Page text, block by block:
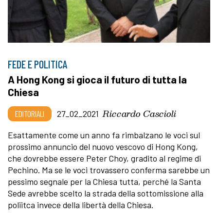
FEDE E POLITICA
A Hong Kong si gioca il futuro di tutta la
Chiesa
EDITORIALI 27_02_2021 Riccardo Cascioli
Esattamente come un anno fa rimbalzano le voci sul
prossimo annuncio del nuovo vescovo di Hong Kong,
che dovrebbe essere Peter Choy, gradito al regime di
Pechino. Ma se le voci trovassero conferma sarebbe un
pessimo segnale per la Chiesa tutta, perché la Santa
Sede avrebbe scelto la strada della sottomissione alla
poliitca invece della libertà della Chiesa.